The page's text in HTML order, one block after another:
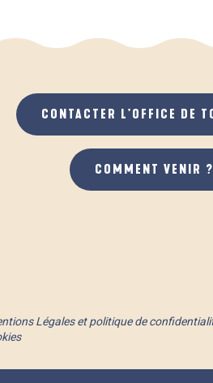
CONTACTER L'OFFICE DE
COMMENT VENIR ?
Légales et politique de